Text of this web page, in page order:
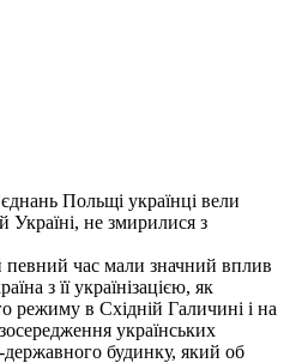
Польщі українці вели
не змирилися з
певний час мали значний вплив
з її українізацією, як
режиму в Східній Галичині і на
українських
будинку, який об